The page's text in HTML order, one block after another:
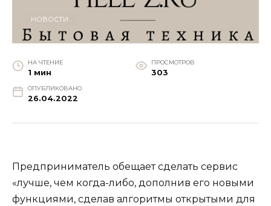
НОВОСТИ
НА ЧТЕНИЕ
1 мин
ПРОСМОТРОВ
303
ОПУБЛИКОВАНО
26.04.2022
Предприниматель обещает сделать сервис
«лучше, чем когда-либо, дополнив его новыми
функциями, сделав алгоритмы открытыми для